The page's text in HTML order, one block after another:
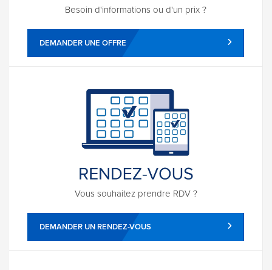
Besoin d'informations ou d'un prix ?
DEMANDER UNE OFFRE
Vous souhaitez prendre RDV ?
DEMANDER UN RENDEZ-VOUS